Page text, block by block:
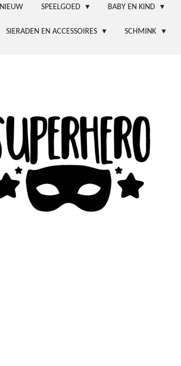
NIEUW SPEELGOED BABY EN KIND
SIERADEN EN ACCESSOIRES SCHMINK